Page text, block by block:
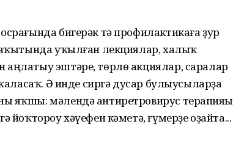
бигерәк тә профилактикаға ҙур
уҡылған лекциялар, халыҡ
эштәре, төрлө акциялар, саралар
Ә инде сиргә дусар булыусыларҙа
яҡшы: мәлендә антиретровирус терапияһы
йоҡтороу хәүефен кәметә, ғүмерҙе оҙайта...